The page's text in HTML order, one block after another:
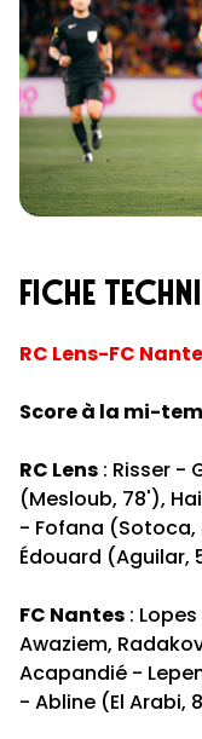
fiche
RC Lens-FC
Score à la mi-
RC Lens : Risser -
(Mesloub, 78'),
- Fofana
Édouard (Aguilar,
FC Nantes :
Awaziem,
Acapandié -
- Abline (El Arabi,